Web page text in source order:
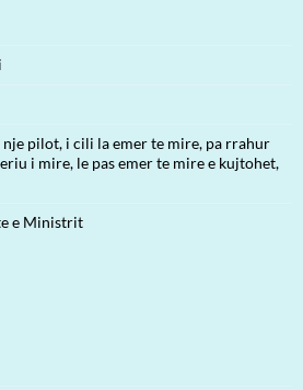
pilot, i cili la emer te mire, pa rrahur
i mire, le pas emer te mire e kujtohet,
e Ministrit